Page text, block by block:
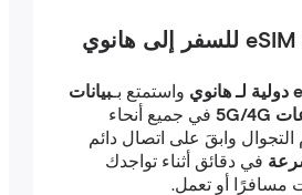
واستمتع بـبيانات
في جميع أنحاء
وابقَ على اتصال دائم
دقائق أثناء تواجدك
أو تعمل.